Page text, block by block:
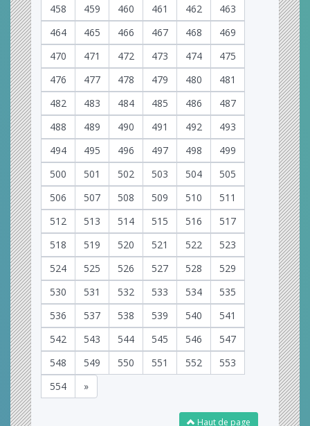
458 459 460 461 462
463
464
465 466 467 468
469
470
471 472 473 474
475
476
477 478 479 480
481
482
483 484 485 486
487
488
489 490 491 492
493
494
495 496 497 498
499
500
501 502 503 504
505
506
507 508 509 510
511
512
513 514 515 516
517
518
519 520 521 522
523
524
525 526 527 528
529
530
531 532 533 534
535
536
537 538 539 540
541
542
543 544 545 546
547
548
549 550 551 552
553
554
»
Haut de page